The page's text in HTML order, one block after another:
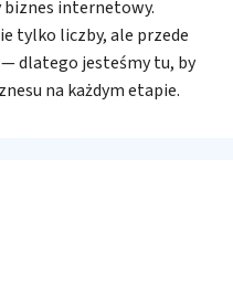
biznes internetowy.
tylko liczby, ale przede
dlatego jesteśmy tu, by
na każdym etapie.